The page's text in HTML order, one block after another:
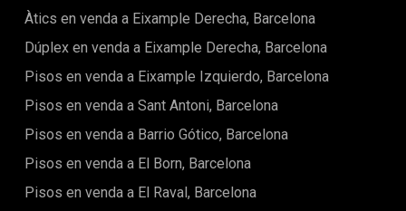
Àtics en venda a Eixample Derecha, Barcelona
Dúplex en venda a Eixample Derecha, Barcelona
Pisos en venda a Eixample Izquierdo, Barcelona
Pisos en venda a Sant Antoni, Barcelona
Pisos en venda a Barrio Gótico, Barcelona
Pisos en venda a El Born, Barcelona
Pisos en venda a El Raval, Barcelona